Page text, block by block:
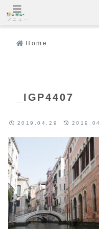
Home
_IGP4407
2019.04.29
メニュー